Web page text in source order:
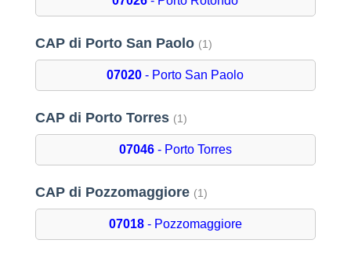
CAP di Porto San Paolo (1)
07020 - Porto San Paolo
CAP di Porto Torres (1)
07046- Porto Torres
CAP di Pozzomaggiore (1)
07018- Pozzomaggiore